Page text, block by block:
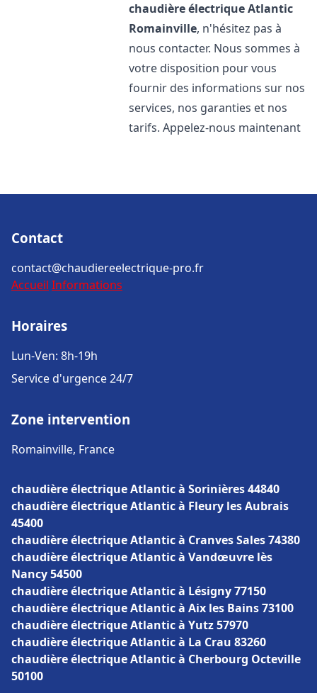
chaudière électrique Atlantic
Romainville, n'hésitez pas à
nous contacter. Nous sommes à
votre disposition pour vous
fournir des informations sur nos
services, nos garanties et nos
tarifs. Appelez-nous maintenant
Contact
contact@chaudiereelectrique-pro.fr
Accueil Informations
Horaires
Lun-Ven: 8h-19h
Service d'urgence 24/7
Zone intervention
Romainville, France
chaudière électrique Atlantic à Sorinières 44840
chaudière électrique Atlantic à Fleury les Aubrais
45400
chaudière électrique Atlantic à Cranves Sales 74380
chaudière électrique Atlantic à Vandœuvre lès
Nancy 54500
chaudière électrique Atlantic à Lésigny 77150
chaudière électrique Atlantic à Aix les Bains 73100
chaudière électrique Atlantic à Yutz 57970
chaudière électrique Atlantic à La Crau 83260
chaudière électrique Atlantic à Cherbourg Octeville
50100